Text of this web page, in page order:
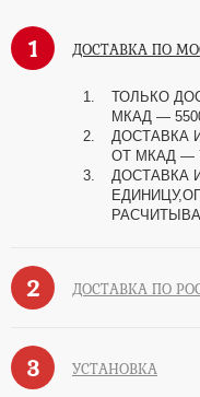
1 ДОСТАВКА ПО
ТОЛЬКО
МКАД —
ДОСТАВКА
ОТ МКАД —
ДОСТАВКА
2 ДОСТАВКА ПО
3 УСТАНОВКА